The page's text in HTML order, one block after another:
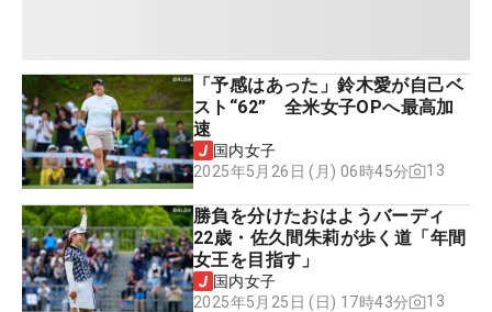
「予感はあった」鈴木愛が自己ベ
スト“62” 全米女子OPへ最高加
速
国内女子
2025年5月26日 (月) 06時45分
13
勝負を分けたおはようバーディ
22歳・佐久間朱莉が歩く道「年間
女王を目指す」
国内女子
2025年5月25日 (日) 17時43分
13